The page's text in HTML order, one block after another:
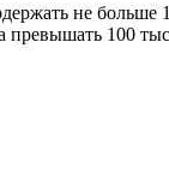
не больше
превышать 100